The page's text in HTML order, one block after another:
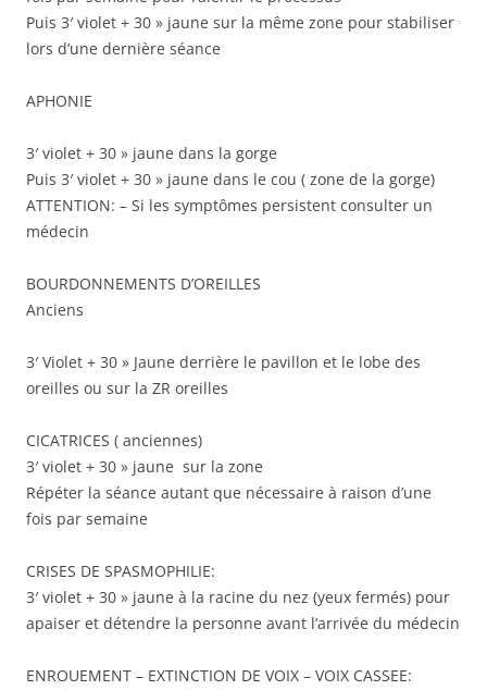
Puis 3′ violet + 30 » jaune sur la même zone pour stabiliser
lors d’une dernière séance
APHONIE
3′ violet + 30 » jaune dans la gorge
Puis 3′ violet + 30 » jaune dans le cou ( zone de la gorge)
ATTENTION: – Si les symptômes persistent consulter un
médecin
BOURDONNEMENTS D’OREILLES
Anciens
3′ Violet + 30 » Jaune derrière le pavillon et le lobe des
oreilles ou sur la ZR oreilles
CICATRICES ( anciennes)
3′ violet + 30 » jaune sur la zone
Répéter la séance autant que nécessaire à raison d’une
fois par semaine
CRISES DE SPASMOPHILIE:
3′ violet + 30 » jaune à la racine du nez (yeux fermés) pour
apaiser et détendre la personne avant l’arrivée du médecin
ENROUEMENT – EXTINCTION DE VOIX – VOIX CASSEE: